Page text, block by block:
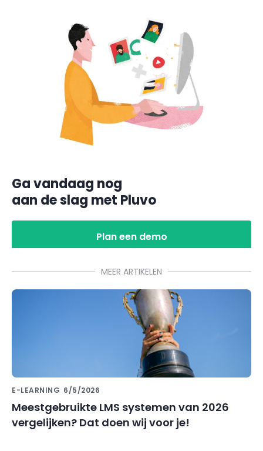
Ga vandaag nog
aan de slag met Pluvo
Plan een demo
MEER ARTIKELEN
E-LEARNING 6/5/2026
Meestgebruikte LMS systemen van 2026
vergelijken? Dat doen wij voor je!